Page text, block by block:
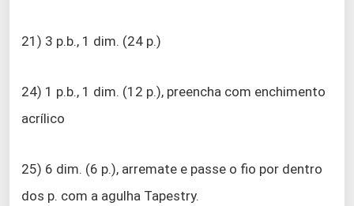
21) 3 p.b., 1 dim. (24 p.)
24) 1 p.b., 1 dim. (12 p.), preencha com enchimento
acrílico
25) 6 dim. (6 p.), arremate e passe o fio por dentro
dos p. com a agulha Tapestry.